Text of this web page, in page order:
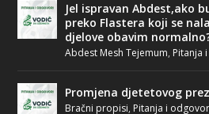
Jel ispravan Abdest,ako
preko Flastera koji se
djelove obavim
Abdest Mesh Tejemum, Pitanja
Promjena djetetovog
Bračni propisi, Pitanja i